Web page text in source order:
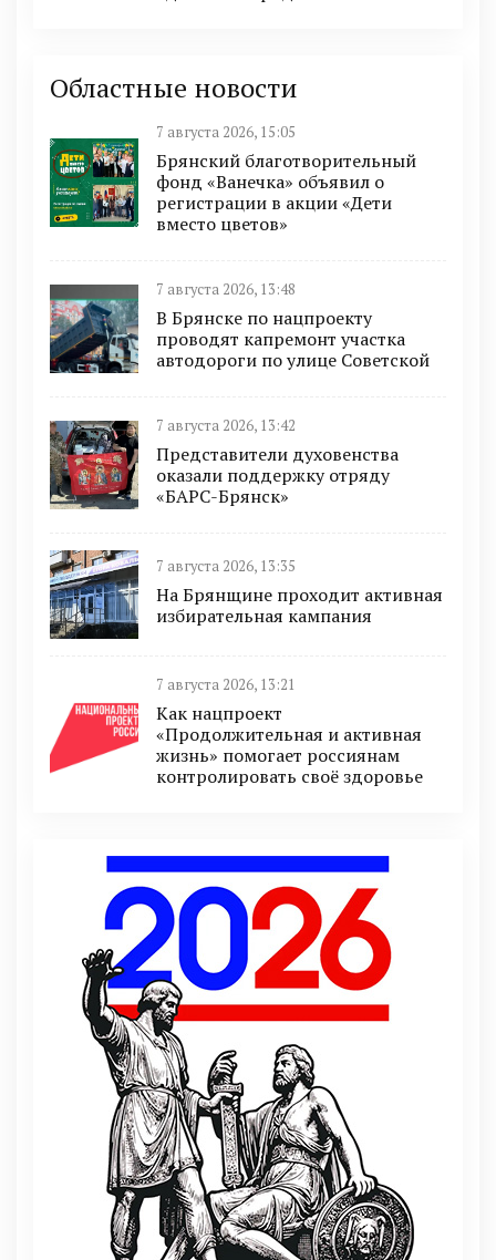
Областные новости
7 августа 2026, 15:05
Брянский благотворительный
фонд «Ванечка» объявил о
регистрации в акции «Дети
вместо цветов»
7 августа 2026, 13:48
В Брянске по нацпроекту
проводят капремонт участка
автодороги по улице Советской
7 августа 2026, 13:42
Представители духовенства
оказали поддержку отряду
«БАРС-Брянск»
7 августа 2026, 13:35
На Брянщине проходит активная
избирательная кампания
7 августа 2026, 13:21
Как нацпроект
«Продолжительная и активная
жизнь» помогает россиянам
контролировать своё здоровье